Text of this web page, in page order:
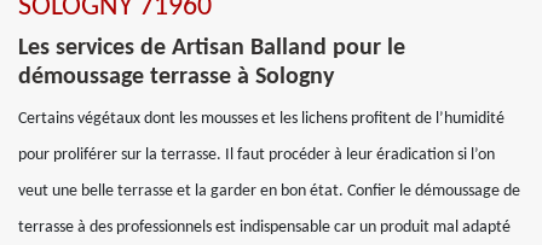
SOLOGNY 71960
Les services de Artisan Balland pour le
démoussage terrasse à Sologny
Certains végétaux dont les mousses et les lichens profitent de l’humidité
pour proliférer sur la terrasse. Il faut procéder à leur éradication si l’on
veut une belle terrasse et la garder en bon état. Confier le démoussage de
terrasse à des professionnels est indispensable car un produit mal adapté